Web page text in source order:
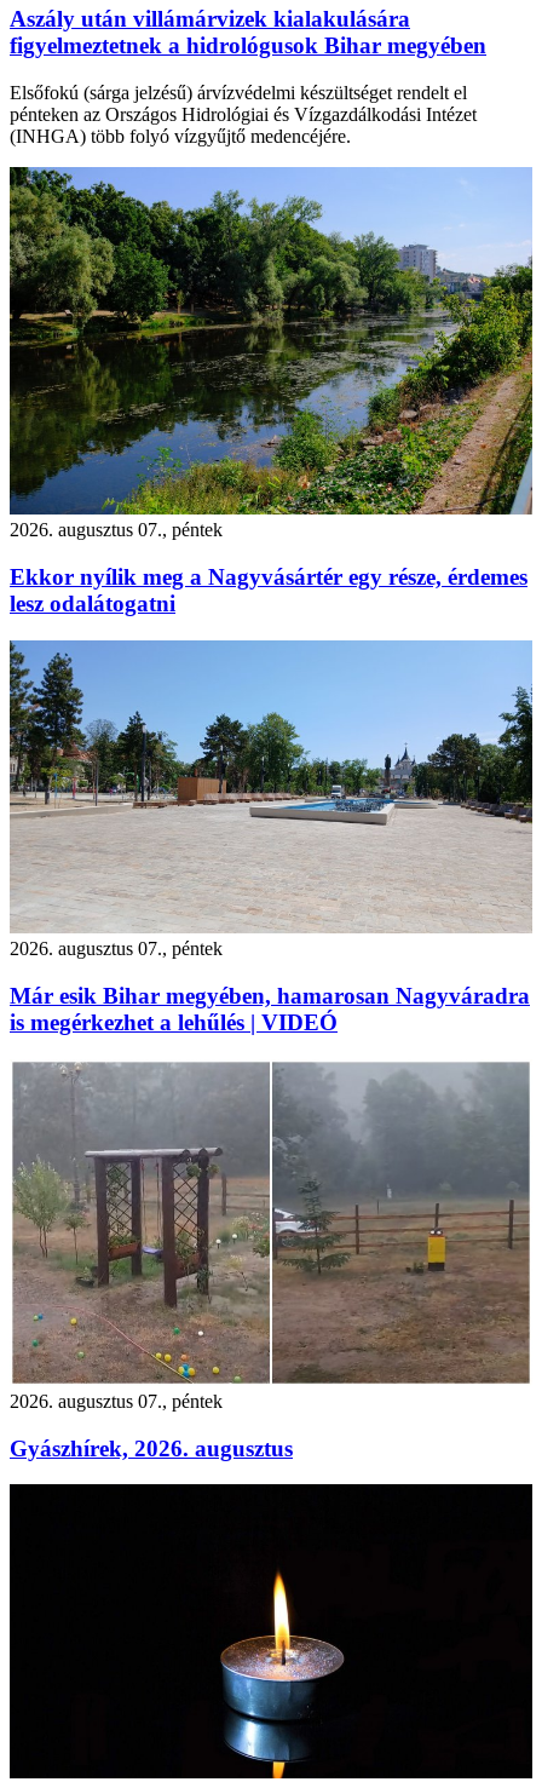
Aszály után villámárvizek kialakulására
figyelmeztetnek a hidrológusok Bihar megyében
Elsőfokú (sárga jelzésű) árvízvédelmi készültséget rendelt el
pénteken az Országos Hidrológiai és Vízgazdálkodási Intézet
(INHGA) több folyó vízgyűjtő medencéjére.
2026. augusztus 07., péntek
Ekkor nyílik meg a Nagyvásártér egy része, érdemes
lesz odalátogatni
2026. augusztus 07., péntek
Már esik Bihar megyében, hamarosan Nagyváradra
is megérkezhet a lehűlés | VIDEÓ
2026. augusztus 07., péntek
Gyászhírek, 2026. augusztus